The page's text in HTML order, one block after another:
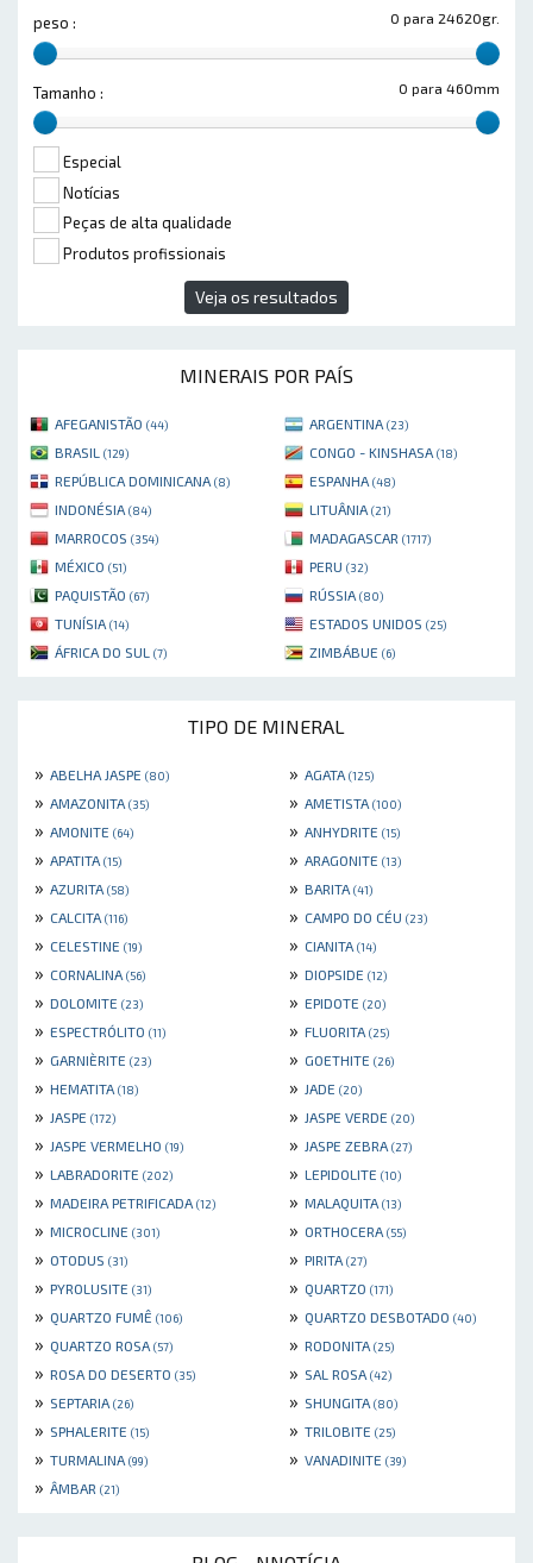
0 para 24620gr.
peso :
0 para 460mm
Tamanho :
Especial
Notícias
Peças de alta qualidade
Produtos profissionais
Veja os resultados
MINERAIS POR PAÍS
AFEGANISTÃO (44) ARGENTINA (23)
BRASIL (129) CONGO - KINSHASA (18)
REPÚBLICA DOMINICANA (8) ESPANHA (48)
INDONÉSIA (84) LITUÂNIA (21)
MARROCOS (354) MADAGASCAR (1717)
MÉXICO (51) PERU (32)
PAQUISTÃO (67) RÚSSIA (80)
TUNÍSIA (14) ESTADOS UNIDOS (25)
ÁFRICA DO SUL (7) ZIMBÁBUE (6)
TIPO DE MINERAL
» ABELHA JASPE (80) » AGATA (125)
» AMAZONITA (35) » AMETISTA (100)
» AMONITE (64) » ANHYDRITE (15)
» APATITA (15) » ARAGONITE (13)
» AZURITA (58) » BARITA (41)
» CALCITA (116) » CAMPO DO CÉU (23)
» CELESTINE (19) » CIANITA (14)
» CORNALINA (56) » DIOPSIDE (12)
» DOLOMITE (23) » EPIDOTE (20)
» ESPECTRÓLITO (11) » FLUORITA (25)
» GARNIÈRITE (23) » GOETHITE (26)
» HEMATITA (18) » JADE (20)
» JASPE (172) » JASPE VERDE (20)
» JASPE VERMELHO (19) » JASPE ZEBRA (27)
» LABRADORITE (202) » LEPIDOLITE (10)
» MADEIRA PETRIFICADA (12) » MALAQUITA (13)
» MICROCLINE (301) » ORTHOCERA (55)
» OTODUS (31) » PIRITA (27)
» PYROLUSITE (31) » QUARTZO (171)
» QUARTZO FUMÊ (106) » QUARTZO DESBOTADO (40)
» QUARTZO ROSA (57) » RODONITA (25)
» ROSA DO DESERTO (35) » SAL ROSA (42)
» SEPTARIA (26) » SHUNGITA (80)
» SPHALERITE (15) » TRILOBITE (25)
» TURMALINA (99) » VANADINITE (39)
» ÂMBAR (21)